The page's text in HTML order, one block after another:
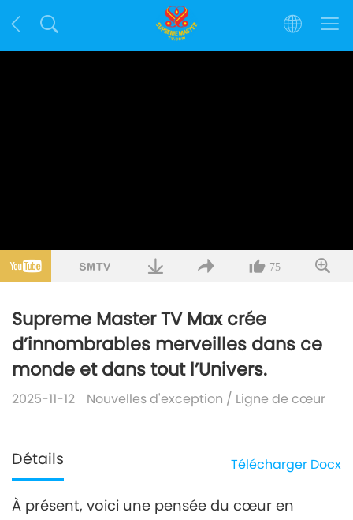
75
Supreme Master TV Max crée
d’innombrables merveilles dans ce
monde et dans tout l’Univers.
2025-11-12 Nouvelles d'exception / Ligne de cœur
Détails Télécharger Docx
À présent, voici une pensée du cœur en